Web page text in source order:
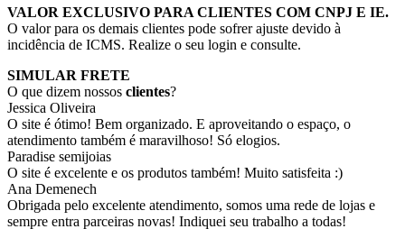
VALOR EXCLUSIVO PARA CLIENTES COM CNPJ E IE.
O valor para os demais clientes pode sofrer ajuste devido à
incidência de ICMS. Realize o seu login e consulte.
SIMULAR FRETE
O que dizem nossos clientes?
Jessica Oliveira
O site é ótimo! Bem organizado. E aproveitando o espaço, o
atendimento também é maravilhoso! Só elogios.
Paradise semijoias
O site é excelente e os produtos também! Muito satisfeita :)
Ana Demenech
Obrigada pelo excelente atendimento, somos uma rede de lojas e
sempre entra parceiras novas! Indiquei seu trabalho a todas!